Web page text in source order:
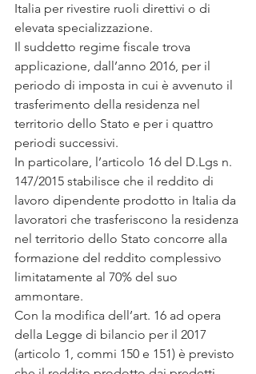
Italia per rivestire ruoli direttivi o di
elevata specializzazione.
Il suddetto regime fiscale trova
applicazione, dall’anno 2016, per il
periodo di imposta in cui è avvenuto il
trasferimento della residenza nel
territorio dello Stato e per i quattro
periodi successivi.
In particolare, l’articolo 16 del D.Lgs n.
147/2015 stabilisce che il reddito di
lavoro dipendente prodotto in Italia da
lavoratori che trasferiscono la residenza
nel territorio dello Stato concorre alla
formazione del reddito complessivo
limitatamente al 70% del suo
ammontare.
Con la modifica dell’art. 16 ad opera
della Legge di bilancio per il 2017
(articolo 1, commi 150 e 151) è previsto